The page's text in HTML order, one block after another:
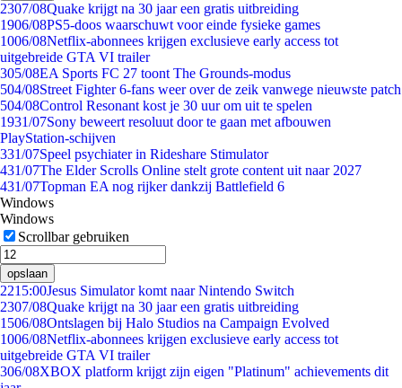
2307/08Quake krijgt na 30 jaar een gratis uitbreiding
1906/08PS5-doos waarschuwt voor einde fysieke games
1006/08Netflix-abonnees krijgen exclusieve early access tot
uitgebreide GTA VI trailer
305/08EA Sports FC 27 toont The Grounds-modus
504/08Street Fighter 6-fans weer over de zeik vanwege nieuwste patch
504/08Control Resonant kost je 30 uur om uit te spelen
1931/07Sony beweert resoluut door te gaan met afbouwen
PlayStation-schijven
331/07Speel psychiater in Rideshare Stimulator
431/07The Elder Scrolls Online stelt grote content uit naar 2027
431/07Topman EA nog rijker dankzij Battlefield 6
Windows
Windows
Scrollbar gebruiken
opslaan
2215:00Jesus Simulator komt naar Nintendo Switch
2307/08Quake krijgt na 30 jaar een gratis uitbreiding
1506/08Ontslagen bij Halo Studios na Campaign Evolved
1006/08Netflix-abonnees krijgen exclusieve early access tot
uitgebreide GTA VI trailer
306/08XBOX platform krijgt zijn eigen "Platinum" achievements dit